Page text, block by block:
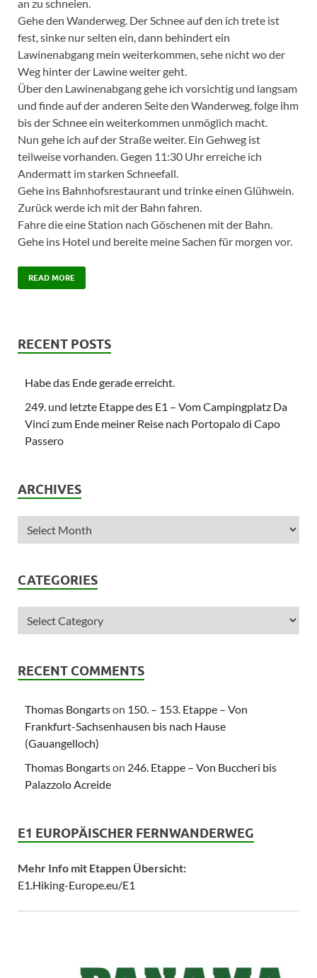
an zu schneien.
Gehe den Wanderweg. Der Schnee auf den ich trete ist
fest, sinke nur selten ein, dann behindert ein
Lawinenabgang mein weiterkommen, sehe nicht wo der
Weg hinter der Lawine weiter geht.
Über den Lawinenabgang gehe ich vorsichtig und langsam
und finde auf der anderen Seite den Wanderweg, folge ihm
bis der Schnee ein weiterkommen unmöglich macht.
Nun gehe ich auf der Straße weiter. Ein Gehweg ist
teilweise vorhanden. Gegen 11:30 Uhr erreiche ich
Andermatt im starken Schneefall.
Gehe ins Bahnhofsrestaurant und trinke einen Glühwein.
Zurück werde ich mit der Bahn fahren.
Fahre die eine Station nach Göschenen mit der Bahn.
Gehe ins Hotel und bereite meine Sachen für morgen vor.
READ MORE
RECENT POSTS
Habe das Ende gerade erreicht.
249. und letzte Etappe des E1 – Vom Campingplatz Da
Vinci zum Ende meiner Reise nach Portopalo di Capo
Passero
ARCHIVES
CATEGORIES
RECENT COMMENTS
Thomas Bongartson 150. – 153. Etappe – Von
Frankfurt-Sachsenhausen bis nach Hause
(Gauangelloch)
Thomas Bongartson 246. Etappe – Von Buccheri bis
Palazzolo Acreide
E1 EUROPÄISCHER FERNWANDERWEG
Mehr Info mit Etappen Übersicht:
E1.Hiking-Europe.eu/E1